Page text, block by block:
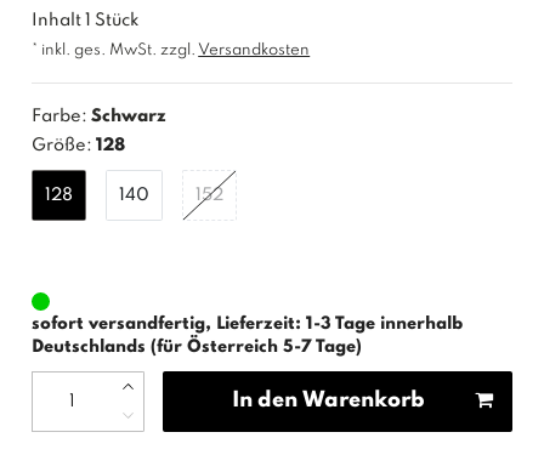
Inhalt1Stück
* inkl. ges. MwSt. zzgl. Versandkosten
Farbe:Schwarz
Größe: 128
128 140 152
sofort versandfertig, Lieferzeit: 1-3 Tage innerhalb
Deutschlands (für Österreich 5-7 Tage)
In den Warenkorb